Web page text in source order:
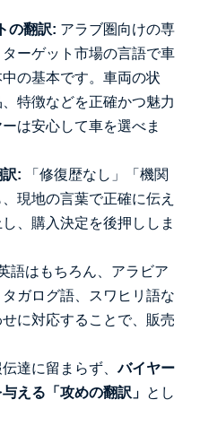
の翻訳: アラブ圏向けの専
ーゲット市場の言語で車
の基本です。車両の状
特徴などを正確かつ魅力
は安心して車を選べま
: 「修復歴なし」「機関
現地の言葉で正確に伝え
、購入決定を後押ししま
語はもちろん、アラビア
ガログ語、スワヒリ語な
に対応することで、販売
達に留まらず、バイヤー
える「攻めの翻訳」 とし